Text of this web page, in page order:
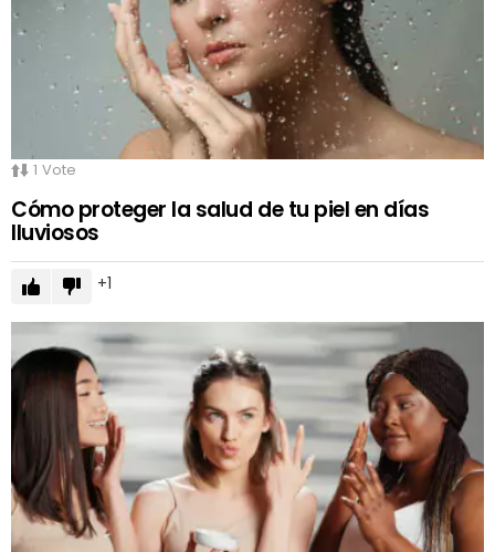
1 Vote
Cómo proteger la salud de tu piel en días
lluviosos
1